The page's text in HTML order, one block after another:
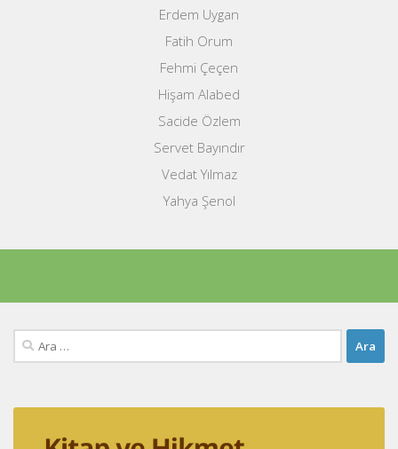
Erdem Uygan
Fatih Orum
Fehmi Çeçen
Hişam Alabed
Sacide Özlem
Servet Bayındır
Vedat Yılmaz
Yahya Şenol
Arama: